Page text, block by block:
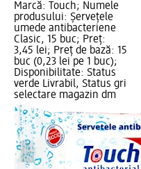
Marcă: Touch; Numele
produsului: Șervețele
umede antibacteriene
Clasic, 15 buc; Preț:
3,45 lei; Preț de bază: 15
buc (0,23 lei pe 1 buc);
Disponibilitate: Status
verde Livrabil, Status gri
selectare magazin dm